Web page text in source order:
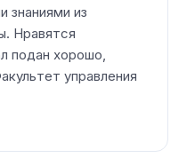
знаниями из
Нравятся
подан хорошо,
управления